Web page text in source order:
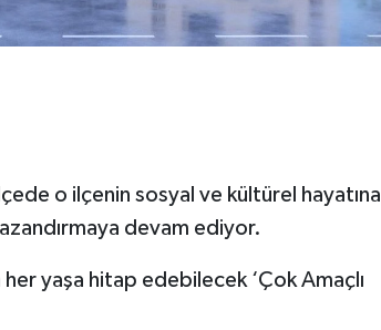
o ilçenin sosyal ve kültürel hayatına
devam ediyor.
her yaşa hitap edebilecek ‘Çok Amaçlı